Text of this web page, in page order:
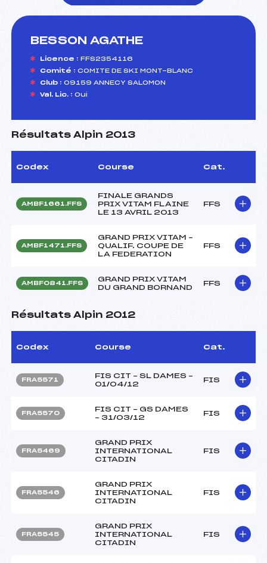
BESSON AGATHE
Licence : FFS2354116
Comité : COMITE DE SKI MONT-BLANC
Club : 09159 ANNECY SALOMON
Val. Lic. : Oui
Résultats Alpin 2013
Codex Course Cat.
AMBF1661.FFS
FINALE GRANDS
PRIX VITAM FLAINE
LE 13 AVRIL 2013
FFS
AMBF1471.FFS
GRAND PRIX VITAM –
QUALIF. COUPE DE
LA FEDERATION
FFS
AMBF0841.FFS
GRAND PRIX VITAM
DU GRAND BORNAND
FFS
Résultats Alpin 2012
Codex Course Cat.
FRA5571
FIS CIT – SL DAMES –
01/04/12
FIS
FRA5570
FIS CIT – GS DAMES
– 31/03/12
FIS
FRA5469
GRAND PRIX
INTERNATIONAL
CITADIN
FIS
FRA5546
GRAND PRIX
INTERNATIONAL
CITADIN
FIS
FRA5545
GRAND PRIX
INTERNATIONAL
CITADIN
FIS